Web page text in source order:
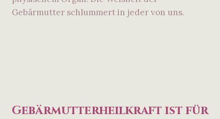
Gebärmutter schlummert in jeder von uns.
Gebärmutterheilkraft ist für